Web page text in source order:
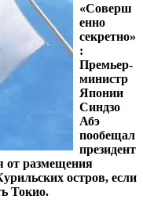
«Соверш
енно
секретно»
:
Премьер-
министр
Японии
Синдзо
Абэ
пообещал
президент
от размещения
остров, если
Токио.